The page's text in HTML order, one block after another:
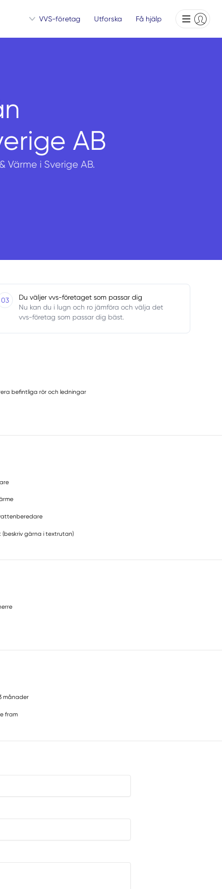
VVS-företag Utforska Få hjälp
AB
i Sverige AB.
03
Du väljer vvs-företaget som passar dig
Nu kan du i lugn och ro jämföra och välja det
vvs-företag som passar dig bäst.
befintliga rör och ledningar
(beskriv gärna i textrutan)
månader
fram